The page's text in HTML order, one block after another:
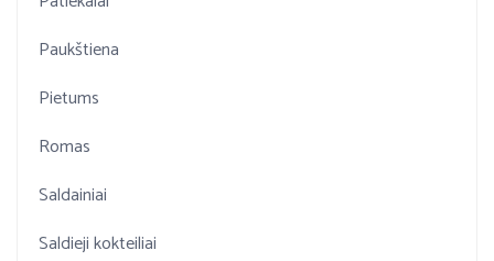
Paukštiena
Pietums
Romas
Saldainiai
Saldieji kokteiliai